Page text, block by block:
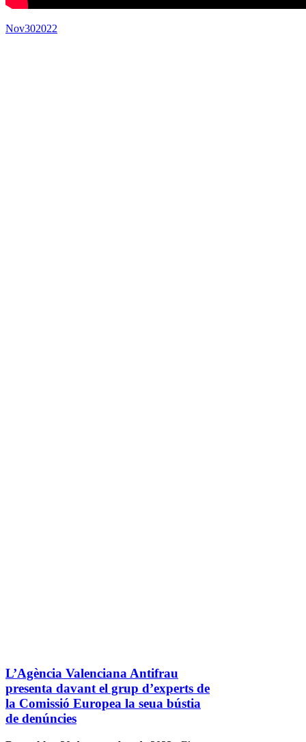
Nov302022
L’Agència Valenciana Antifrau
presenta davant el grup d’experts de
la Comissió Europea la seua bústia
de denúncies